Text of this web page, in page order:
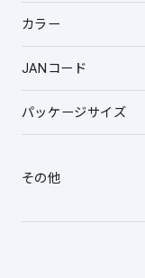
カラー
JANコード
パッケージサイズ
その他